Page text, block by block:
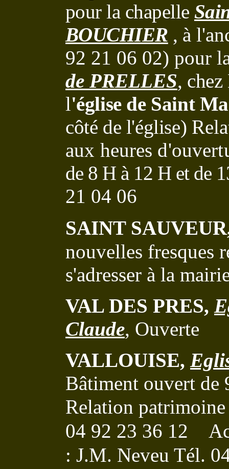
pour la chapelle
BOUCHIER , à
92 21 06 02) pour
de PRELLES,
l'église de Saint
côté de l'église)
aux heures
de 8 H à 12 H et de
21 04 06
SAINT
nouvelles fresques
s'adresser à la
VAL DES PRES,
Claude, Ouverte
VALLOUISE,
Bâtiment ouvert de
Relation
04 92 23 36 12
: J.M. Neveu Tél.